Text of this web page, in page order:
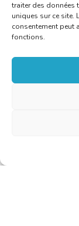
traiter des données
uniques sur ce site.
consentement peut
fonctions.